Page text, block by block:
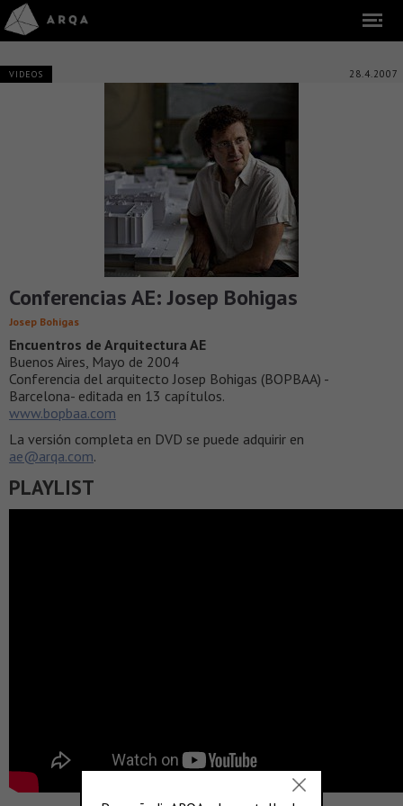
VIDEOS 28.4.2007
Conferencias AE: Josep Bohigas
Josep Bohigas
Encuentros de Arquitectura AE
Buenos Aires, Mayo de 2004
Conferencia del arquitecto Josep Bohigas (BOPBAA) -
Barcelona- editada en 13 capítulos.
www.bopbaa.com
La versión completa en DVD se puede adquirir en
ae@arqa.com.
PLAYLIST